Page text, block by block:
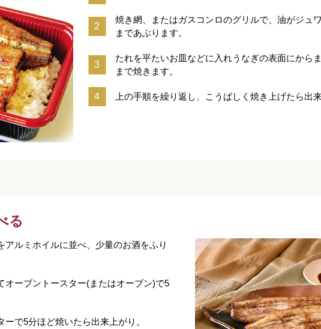
焼き網、またはガスコンロのグリルで、油がジュ
まであぶります。
たれを平たいお皿などに入れうなぎの表面にから
まで焼きます。
上の手順を繰り返し、こうばしく焼き上げたら出
る
ルミホイルに並べ、少量のお酒をふり
オーブントースター(またはオーブン)で5
で5分ほど焼いたら出来上がり。